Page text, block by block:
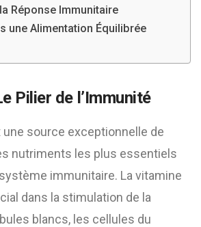
Réponse Immunitaire
une Alimentation Équilibrée
Pilier de l’Immunité
source exceptionnelle de
nutriments les plus essentiels
immunitaire. La vitamine
dans la stimulation de la
blancs, les cellules du